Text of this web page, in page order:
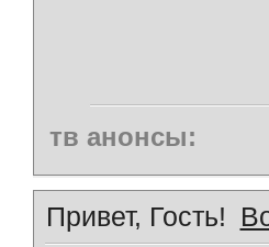
тв анонсы:
Привет, Гость!